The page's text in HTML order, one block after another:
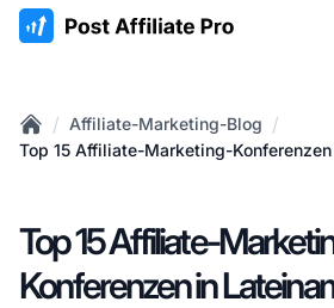
:site.title
Home
/ Affiliate-Marketing-Blog /
Top 15 Affiliate-Marketing-
Top 15 Affiliate-
Konferenzen in